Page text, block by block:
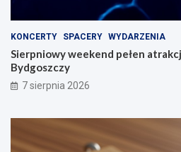
KONCERTY SPACERY WYDARZENIA
Sierpniowy weekend pełen
Bydgoszczy
7 sierpnia 2026